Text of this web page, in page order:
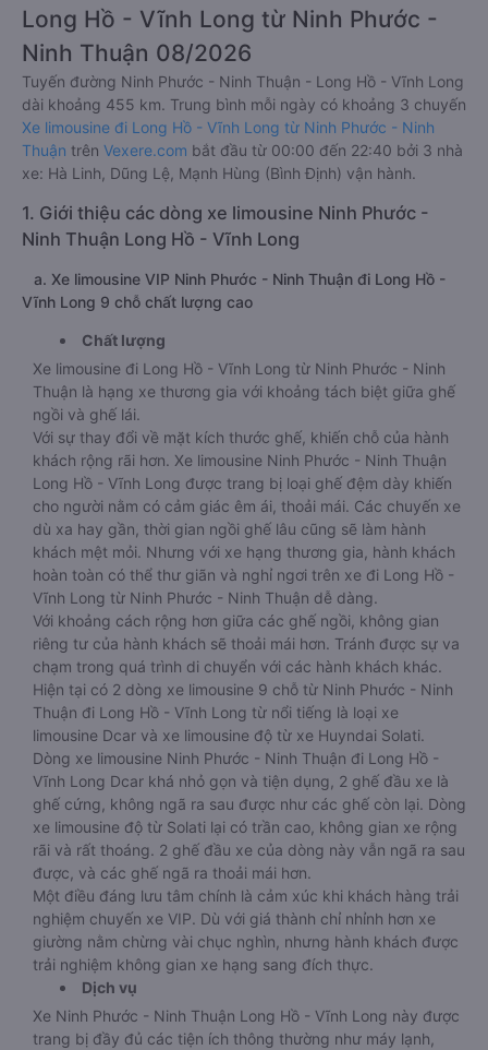
Long Hồ - Vĩnh Long từ Ninh Phước -
Ninh Thuận 08/2026
Tuyến đường Ninh Phước - Ninh Thuận - Long Hồ - Vĩnh Long
dài khoảng 455 km. Trung bình mỗi ngày có khoảng 3 chuyến
Xe limousine đi Long Hồ - Vĩnh Long từ Ninh Phước - Ninh
Thuận trên Vexere.com bắt đầu từ 00:00 đến 22:40 bởi 3 nhà
xe: Hà Linh, Dũng Lệ, Mạnh Hùng (Bình Định) vận hành.
1. Giới thiệu các dòng xe limousine Ninh Phước -
Ninh Thuận Long Hồ - Vĩnh Long
a. Xe limousine VIP Ninh Phước - Ninh Thuận đi Long Hồ -
Vĩnh Long 9 chỗ chất lượng cao
Chất lượng
Xe limousine đi Long Hồ - Vĩnh Long từ Ninh Phước - Ninh
Thuận là hạng xe thương gia với khoảng tách biệt giữa ghế
ngồi và ghế lái.
Với sự thay đổi về mặt kích thước ghế, khiến chỗ của hành
khách rộng rãi hơn. Xe limousine Ninh Phước - Ninh Thuận
Long Hồ - Vĩnh Long được trang bị loại ghế đệm dày khiến
cho người nằm có cảm giác êm ái, thoải mái. Các chuyến xe
dù xa hay gần, thời gian ngồi ghế lâu cũng sẽ làm hành
khách mệt mỏi. Nhưng với xe hạng thương gia, hành khách
hoàn toàn có thể thư giãn và nghỉ ngơi trên xe đi Long Hồ -
Vĩnh Long từ Ninh Phước - Ninh Thuận dễ dàng.
Với khoảng cách rộng hơn giữa các ghế ngồi, không gian
riêng tư của hành khách sẽ thoải mái hơn. Tránh được sự va
chạm trong quá trình di chuyển với các hành khách khác.
Hiện tại có 2 dòng xe limousine 9 chỗ từ Ninh Phước - Ninh
Thuận đi Long Hồ - Vĩnh Long từ nổi tiếng là loại xe
limousine Dcar và xe limousine độ từ xe Huyndai Solati.
Dòng xe limousine Ninh Phước - Ninh Thuận đi Long Hồ -
Vĩnh Long Dcar khá nhỏ gọn và tiện dụng, 2 ghế đầu xe là
ghế cứng, không ngã ra sau được như các ghế còn lại. Dòng
xe limousine độ từ Solati lại có trần cao, không gian xe rộng
rãi và rất thoáng. 2 ghế đầu xe của dòng này vẫn ngã ra sau
được, và các ghế ngã ra thoải mái hơn.
Một điều đáng lưu tâm chính là cảm xúc khi khách hàng trải
nghiệm chuyến xe VIP. Dù với giá thành chỉ nhỉnh hơn xe
giường nằm chừng vài chục nghìn, nhưng hành khách được
trải nghiệm không gian xe hạng sang đích thực.
Dịch vụ
Xe Ninh Phước - Ninh Thuận Long Hồ - Vĩnh Long này được
trang bị đầy đủ các tiện ích thông thường như máy lạnh,